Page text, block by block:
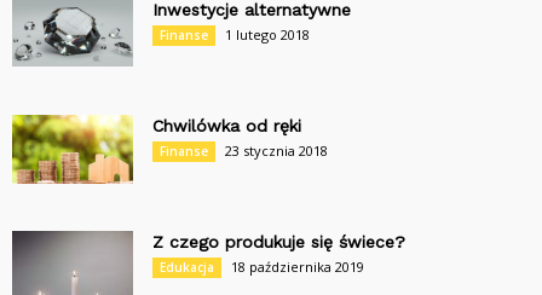
Inwestycje alternatywne
Finanse 1 lutego 2018
Chwilówka od ręki
Finanse 23 stycznia 2018
Z czego produkuje się świece?
Edukacja 18 października 2019